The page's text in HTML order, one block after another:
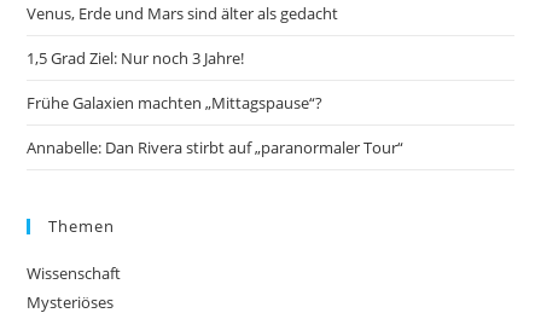
Venus, Erde und Mars sind älter als gedacht
1,5 Grad Ziel: Nur noch 3 Jahre!
Frühe Galaxien machten „Mittagspause“?
Annabelle: Dan Rivera stirbt auf „paranormaler Tour“
Themen
Wissenschaft
Mysteriöses